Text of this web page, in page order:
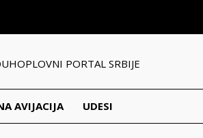
PORTAL SRBIJE
AVIJACIJA UDESI